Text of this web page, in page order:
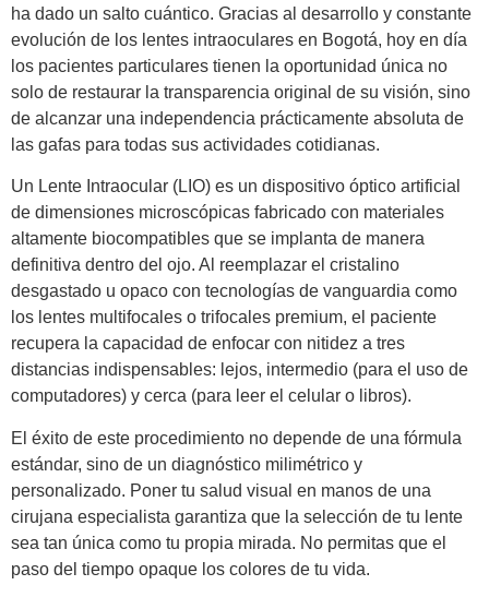
ha dado un salto cuántico. Gracias al desarrollo y constante
evolución de los lentes intraoculares en Bogotá, hoy en día
los pacientes particulares tienen la oportunidad única no
solo de restaurar la transparencia original de su visión, sino
de alcanzar una independencia prácticamente absoluta de
las gafas para todas sus actividades cotidianas.
Un Lente Intraocular (LIO) es un dispositivo óptico artificial
de dimensiones microscópicas fabricado con materiales
altamente biocompatibles que se implanta de manera
definitiva dentro del ojo. Al reemplazar el cristalino
desgastado u opaco con tecnologías de vanguardia como
los lentes multifocales o trifocales premium, el paciente
recupera la capacidad de enfocar con nitidez a tres
distancias indispensables: lejos, intermedio (para el uso de
computadores) y cerca (para leer el celular o libros).
El éxito de este procedimiento no depende de una fórmula
estándar, sino de un diagnóstico milimétrico y
personalizado. Poner tu salud visual en manos de una
cirujana especialista garantiza que la selección de tu lente
sea tan única como tu propia mirada. No permitas que el
paso del tiempo opaque los colores de tu vida.